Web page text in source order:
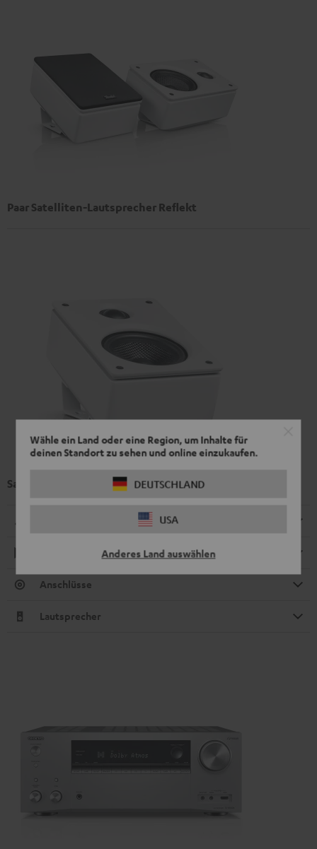
Wähle ein Land oder eine Region, um Inhalte für
deinen Standort zu sehen und online einzukaufen.
DEUTSCHLAND
USA
Anderes Land auswählen
Paar Satelliten-Lautsprecher Reflekt
Satelliten-Lautsprecher Reflekt (Stk.)
Anschlüsse
Lautsprecher